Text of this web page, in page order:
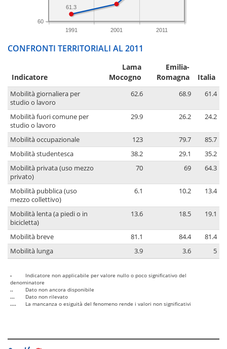
1991 2001 2011
60
61.3
CONFRONTI TERRITORIALI AL 2011
Indicatore
Lama
Mocogno
Emilia-
Romagna
Italia
Mobilità giornaliera per
studio o lavoro
62.6 68.9 61.4
Mobilità fuori comune per
studio o lavoro
29.9 26.2 24.2
Mobilità occupazionale 123 79.7
85.7
Mobilità studentesca
38.2 29.1
35.2
Mobilità privata (uso mezzo
privato)
70 69 64.3
Mobilità pubblica (uso
mezzo collettivo)
6.1 10.2 13.4
Mobilità lenta (a piedi o in
bicicletta)
13.6 18.5 19.1
Mobilità breve 81.1 84.4
81.4
Mobilità lunga
3.9 3.6 5
-
Indicatore non applicabile per valore nullo o poco significativo del
denominatore
..
Dato non ancora disponibile
...
Dato non rilevato
....
La mancanza o esiguità del fenomeno rende i valori non significativi